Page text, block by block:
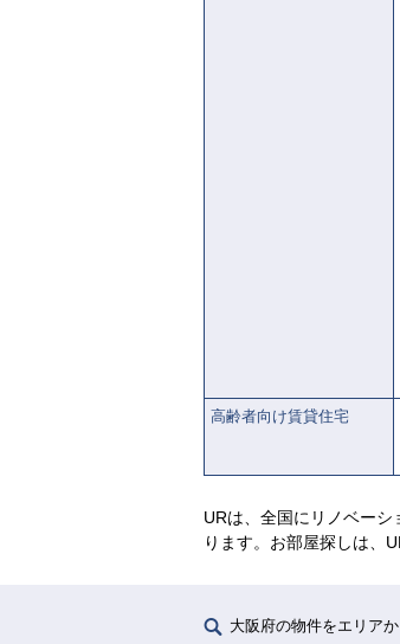
高齢者向け賃貸住宅
URは、全国にリノベー
ります。お部屋探しは、
大阪府の物件をエリア